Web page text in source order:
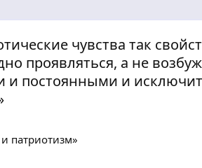
чувства так
проявляться, а не
постоянными и
патриотизм»